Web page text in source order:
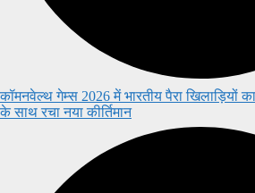
कॉमनवेल्थ गेम्स 2026 में भारतीय पैरा खिलाड़ियों
के साथ रचा नया कीर्तिमान